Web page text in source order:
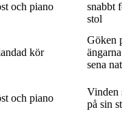
och piano
snabbt
stol
kör
Göken
sena
och piano
Vinden
på sin